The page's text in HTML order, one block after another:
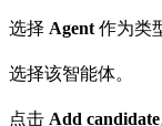
选择 Agent作为类
选择该智能体。
点击 Add candidate